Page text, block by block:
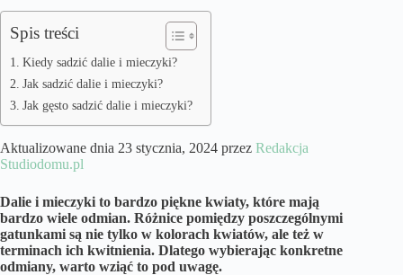
Spis treści
Kiedy sadzić dalie i mieczyki?
Jak sadzić dalie i mieczyki?
Jak gęsto sadzić dalie i mieczyki?
Aktualizowane dnia 23 stycznia, 2024 przez Redakcja
Studiodomu.pl
Dalie i mieczyki to bardzo piękne kwiaty, które mają
bardzo wiele odmian. Różnice pomiędzy poszczególnymi
gatunkami są nie tylko w kolorach kwiatów, ale też w
terminach ich kwitnienia. Dlatego wybierając konkretne
odmiany, warto wziąć to pod uwagę.